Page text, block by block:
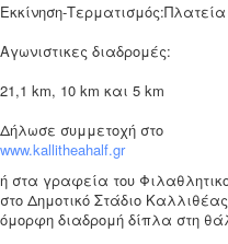
Εκκίνηση-
Αγωνιστικες διαδρομές:
21,1 km, 10 km και 5 km
Δήλωσε συμμετοχή στο
www.kallitheahalf.gr
ή στα γραφεία του
στο Δημοτικό Στάδιο
όμορφη διαδρομή δίπλα στη